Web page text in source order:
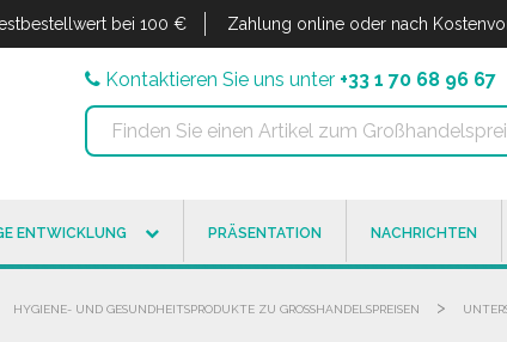
bei 100 € Zahlung online oder nach
Kontaktieren Sie uns unter +33 1 70 68 96 67
ENTWICKLUNG PRÄSENTATION NACHRICHTEN
HYGIENE- UND GESUNDHEITSPRODUKTE ZU GROSSHANDELSPREISEN >